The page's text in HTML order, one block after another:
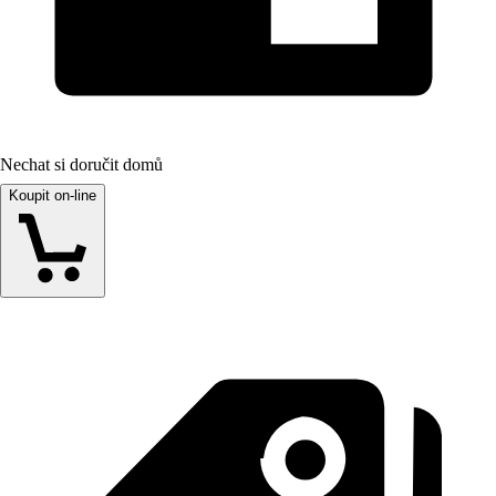
Nechat si doručit domů
Koupit on-line